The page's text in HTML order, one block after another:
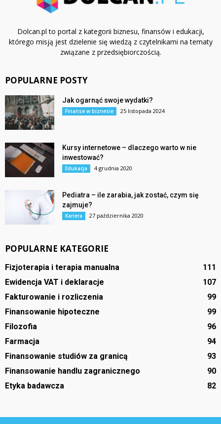
Dolcan.pl to portal z kategorii biznesu, finansów i edukacji,
którego misją jest dzielenie się wiedzą z czytelnikami na tematy
związane z przedsiębiorczością.
POPULARNE POSTY
Jak ogarnąć swoje wydatki?
Finanse w biznesie 25 listopada 2024
Kursy internetowe – dlaczego warto w nie
inwestować?
Edukacja 4 grudnia 2020
Pediatra – ile zarabia, jak zostać, czym się
zajmuje?
Kariera 27 października 2020
POPULARNE KATEGORIE
Fizjoterapia i terapia manualna
111
Ewidencja VAT i deklaracje
107
Fakturowanie i rozliczenia
99
Finansowanie hipoteczne
99
Filozofia
96
Farmacja
94
Finansowanie studiów za granicą
93
Finansowanie handlu zagranicznego
90
Etyka badawcza
82